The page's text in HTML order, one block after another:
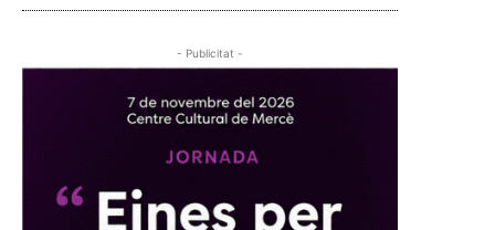
- Publicitat -